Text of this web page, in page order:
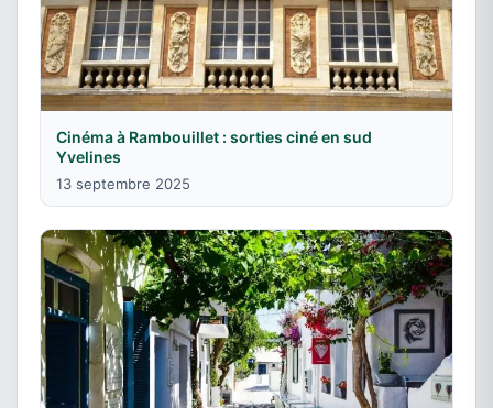
Cinéma à Rambouillet : sorties ciné en sud
Yvelines
13 septembre 2025